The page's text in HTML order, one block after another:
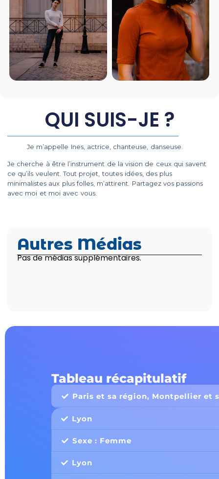
QUI SUIS-JE ?
Je m’appelle Ines, actrice, chanteuse, danseuse.
Je cherche à être l’instrument de la vision de ceux qui savent
ce qu’ils veulent. Tout projet, toutes idées, des plus
minimalistes aux plus folles, m’attirent. Partagez vos passions
avec moi et moi avec vous.
Autres Médias
Pas de médias supplémentaires.
Tableau récapitulatif
Paris et sa région, Montpellier et
Lyon
Sexe : Femme
Lyon